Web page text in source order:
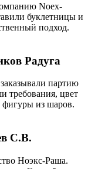
Noex-
буклетницы и
подход.
Радуга
партию
требования, цвет
из шаров.
С.В.
Ноэкс-Раша.